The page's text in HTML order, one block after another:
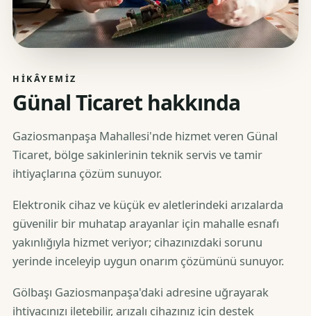
HIKÂYEMIZ
Günal Ticaret hakkında
Gaziosmanpaşa Mahallesi'nde hizmet veren Günal
Ticaret, bölge sakinlerinin teknik servis ve tamir
ihtiyaçlarına çözüm sunuyor.
Elektronik cihaz ve küçük ev aletlerindeki arızalarda
güvenilir bir muhatap arayanlar için mahalle esnafı
yakınlığıyla hizmet veriyor; cihazınızdaki sorunu
yerinde inceleyip uygun onarım çözümünü sunuyor.
Gölbaşı Gaziosmanpaşa'daki adresine uğrayarak
ihtiyacınızı iletebilir, arızalı cihazınız için destek